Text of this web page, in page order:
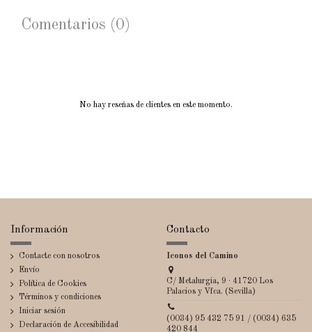
Comentarios (0)
No hay reseñas de clientes en este momento.
Información
Contacte con nosotros
Envío
Política de Cookies
Términos y condiciones
Iniciar sesión
Declaración de Accesibilidad
Contacto
Iconos del Camino
C/ Metalurgia, 9 · 41720 Los
Palacios y Vfca. (Sevilla)
(0034) 95 432 75 91 / (0034) 635
420 844